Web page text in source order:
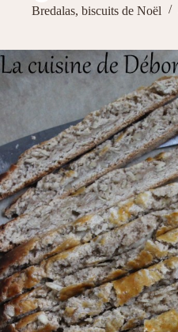
Bredalas, biscuits de Noël